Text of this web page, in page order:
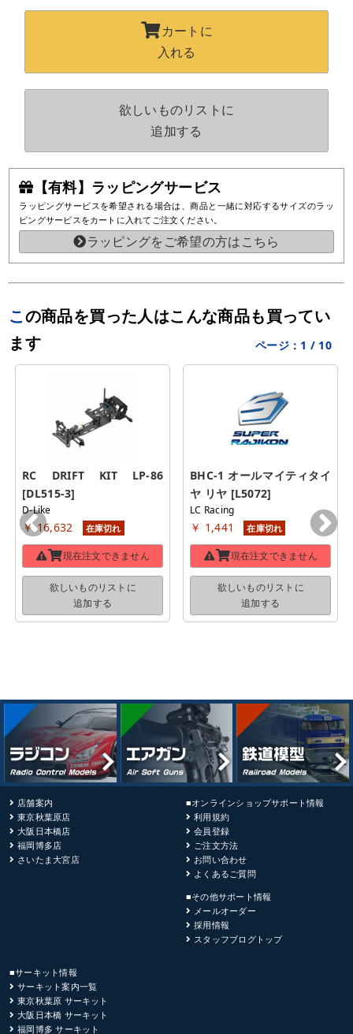
【有料】ラッピングサービス
ラッピングサービスを希望される場合は、商品と一緒に対応するサイズのラッ
ピングサービスをカートに入れてご注文ください。
ラッピングをご希望の方はこちら
カートに
入れる
欲しいものリストに
追加する
この商品を買った人はこんな商品も買ってい
ます
ページ： 1 / 10
RC DRIFT KIT LP-86
[DL515-3]
D-Like
￥ 16,632 在庫切れ
現在注文できません
欲しいものリストに
追加する
BHC-1 オールマイティタイ
ヤ リヤ [L5072]
LC Racing
￥ 1,441 在庫切れ
現在注文できません
欲しいものリストに
追加する
店舗案内
東京秋葉原店
大阪日本橋店
福岡博多店
さいたま大宮店
■オンラインショップサポート情報
利用規約
会員登録
ご注文方法
お問い合わせ
よくあるご質問
■その他サポート情報
メールオーダー
採用情報
スタッフブログトップ
■サーキット情報
サーキット案内一覧
東京秋葉原 サーキット
大阪日本橋 サーキット
福岡博多 サーキット